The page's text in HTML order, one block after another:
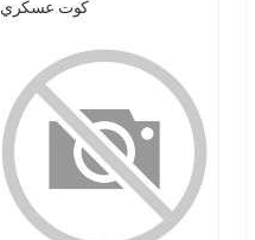
كوت عسكري